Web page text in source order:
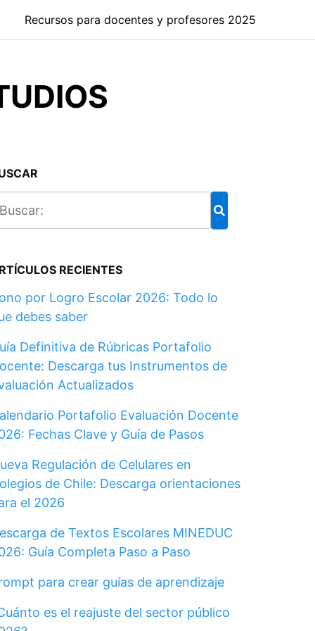
Recursos para docentes y profesores 2025
RECIENTES
por Logro Escolar 2026: Todo lo
debes saber
Definitiva de Rúbricas Portafolio
Descarga tus Instrumentos de
Actualizados
Portafolio Evaluación Docente
Fechas Clave y Guía de Pasos
Regulación de Celulares en
de Chile: Descarga orientaciones
el 2026
de Textos Escolares MINEDUC
Guía Completa Paso a Paso
para crear guías de aprendizaje
es el reajuste del sector público